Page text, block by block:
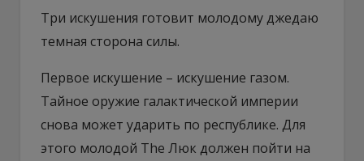
Три искушения готовит молодому джедаю
темная сторона силы.
Первое искушение – искушение газом.
Тайное оружие галактической империи
снова может ударить по республике. Для
этого молодой The Люк должен пойти на